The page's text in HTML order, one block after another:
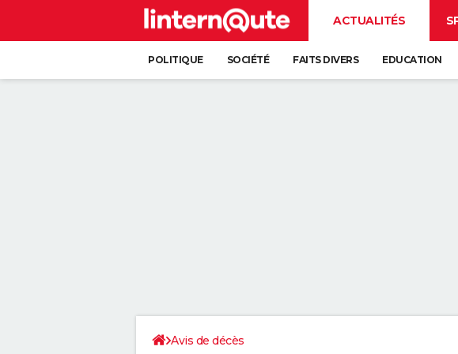
ACTUALITÉS
POLITIQUE SOCIÉTÉ FAITS DIVERS EDUCATION
Avis de décès